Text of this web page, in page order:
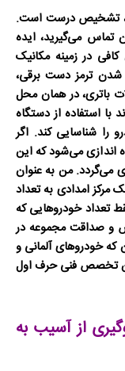
تشخیص درست است.
تماس می‌گیرید، ایده
در زمینه مکانیک
شدن ترمز دست برقی،
باتری، در همان محل
با استفاده از دستگاه
را شناسایی کند. اگر
اندازی می‌شود که این
می‌گردد. من به عنوان
امدادی به تعداد
تعداد خودروهایی که
و صداقت مجموعه در
خودروهای آلمانی و
تخصص فنی حرف اول
از آسیب به